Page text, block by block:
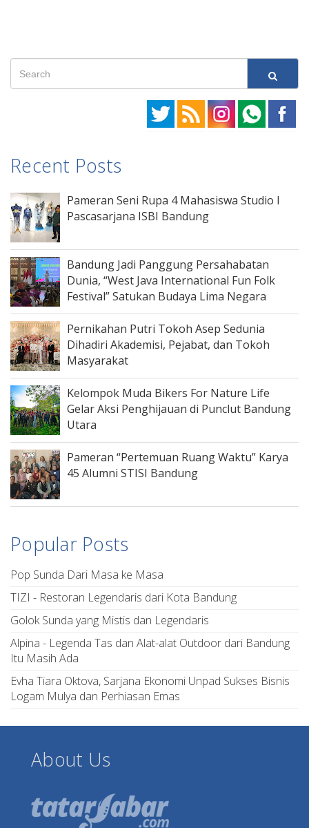
Recent Posts
Pameran Seni Rupa 4 Mahasiswa Studio I
Pascasarjana ISBI Bandung
Bandung Jadi Panggung Persahabatan
Dunia, “West Java International Fun Folk
Festival” Satukan Budaya Lima Negara
Pernikahan Putri Tokoh Asep Sedunia
Dihadiri Akademisi, Pejabat, dan Tokoh
Masyarakat
Kelompok Muda Bikers For Nature Life
Gelar Aksi Penghijauan di Punclut Bandung
Utara
Pameran “Pertemuan Ruang Waktu” Karya
45 Alumni STISI Bandung
Popular Posts
Pop Sunda Dari Masa ke Masa
TIZI - Restoran Legendaris dari Kota Bandung
Golok Sunda yang Mistis dan Legendaris
Alpina - Legenda Tas dan Alat-alat Outdoor dari Bandung
Itu Masih Ada
Evha Tiara Oktova, Sarjana Ekonomi Unpad Sukses Bisnis
Logam Mulya dan Perhiasan Emas
About Us